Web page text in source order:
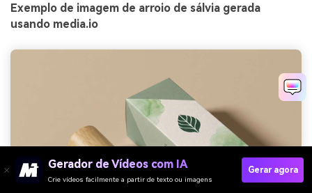
Exemplo de imagem de arroio de sálvia gerada
usando media.io
Gerador de Vídeos com IA
Crie vídeos facilmente a partir de texto ou imagens
Gerar agora